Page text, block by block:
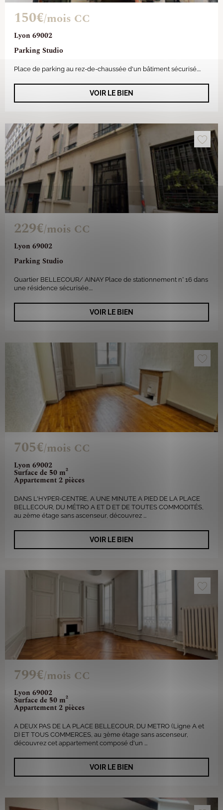
Lyon 69002
Parking Studio
150€/mois CC
Place de parking au rez-de-chaussée d'un bâtiment sécurisé....
VOIR LE BIEN
Lyon 69002
Parking Studio
229€/mois CC
Quartier BELLECOUR/ AINAY Place de stationnement n° 16 dans
une résidence sécurisée....
VOIR LE BIEN
Lyon 69002
Surface de 50 m²
Appartement 2 pièces
705€/mois CC
DANS L'HYPER-CENTRE, A UNE MINUTE A PIED DE LA PLACE
BELLECOUR, DU MÉTRO A ET D ET DE TOUTES COMMODITÉS,
au 2ème étage sans ascenseur, découvrez ...
VOIR LE BIEN
Lyon 69002
Surface de 50 m²
Appartement 2 pièces
799€/mois CC
A DEUX PAS DE LA PLACE BELLECOUR, DU METRO (Ligne A et
D) ET TOUS COMMERCES, au 3ème étage sans ascenseur,
découvrez cet appartement composé d'un ...
VOIR LE BIEN